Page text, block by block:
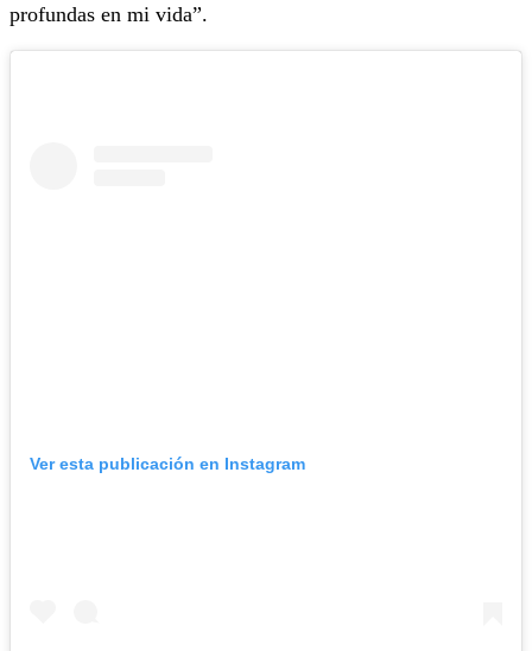
profundas en mi vida”.
Ver esta publicación en Instagram